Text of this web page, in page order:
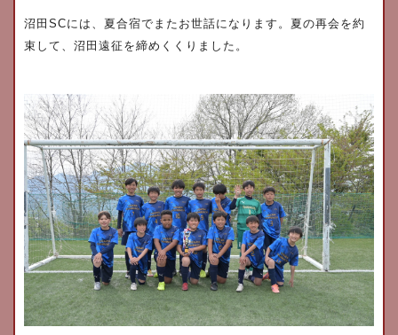
沼田 SCには、夏合宿でまたお世話になります。夏の再会を約
束して、沼田遠征を締めくくりました。